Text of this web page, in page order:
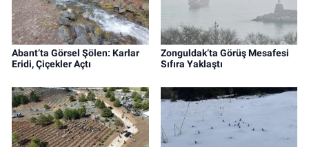
Abant’ta Görsel Şölen: Karlar
Eridi, Çiçekler Açtı
Zonguldak’ta Görüş Mesafesi
Sıfıra Yaklaştı